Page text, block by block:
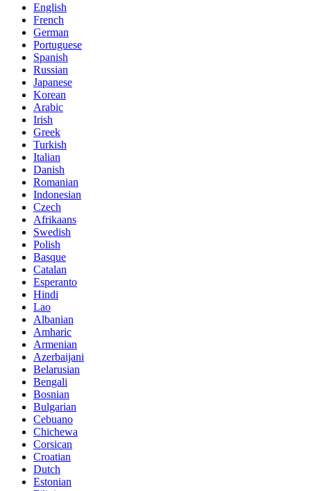
English
French
German
Portuguese
Spanish
Russian
Japanese
Korean
Arabic
Irish
Greek
Turkish
Italian
Danish
Romanian
Indonesian
Czech
Afrikaans
Swedish
Polish
Basque
Catalan
Esperanto
Hindi
Lao
Albanian
Amharic
Armenian
Azerbaijani
Belarusian
Bengali
Bosnian
Bulgarian
Cebuano
Chichewa
Corsican
Croatian
Dutch
Estonian